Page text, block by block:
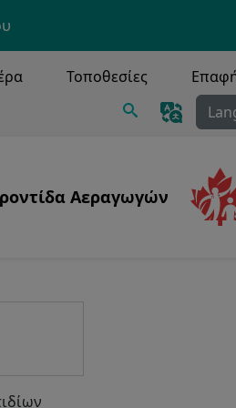
Τοποθεσίες
Ερευνα
Αεραγωγών